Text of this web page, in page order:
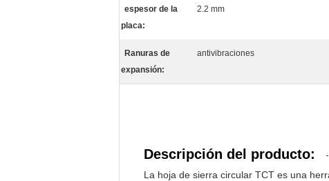
espesor de la
placa:
2.2 mm
Ranuras de
expansión:
antivibraciones
Descripción del producto:
La hoja de sierra circular TCT es una